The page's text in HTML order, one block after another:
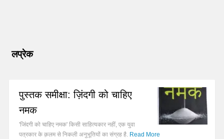
लप्रेक
पुस्तक समीक्षा: ज़िंदगी को चाहिए
नमक
'जिंदगी को चाहिए नमक' किसी साहित्यकार नहीं, एक युवा
पत्रकार के क़लम से निकली अनुभूतियों का संग्रह है. Read More